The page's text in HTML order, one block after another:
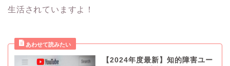
生活されていますよ！
【2024年度最新】知的障害ユー